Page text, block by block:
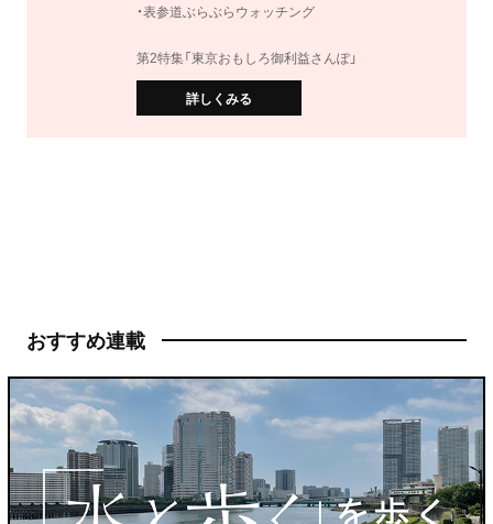
・表参道ぶらぶらウォッチング
第2特集「東京おもしろ御利益さんぽ」
詳しくみる
おすすめ連載